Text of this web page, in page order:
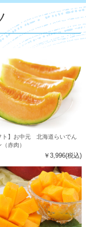
ト】お中元 北海道らいでん
（赤肉）
￥3,996(税込)